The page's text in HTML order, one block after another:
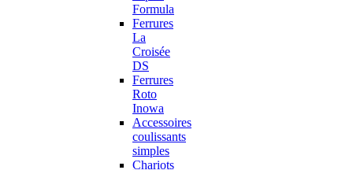
Formula
Ferrures
La
Croisée
DS
Ferrures
Roto
Inowa
Accessoires
coulissants
simples
Chariots